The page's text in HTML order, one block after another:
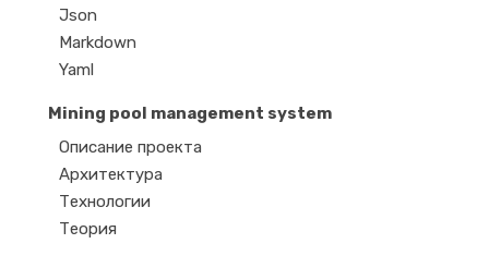
Json
Markdown
Yaml
Mining pool management system
Описание проекта
Архитектура
Технологии
Теория